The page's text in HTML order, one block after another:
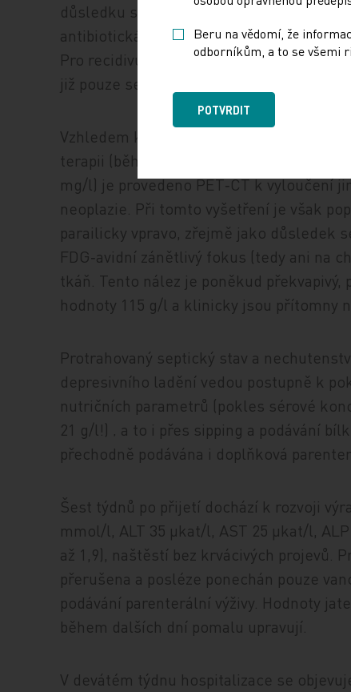
důsledku septické embolizace při
antibiotická terapie na linezolid, k
Pro recidivu výpotku v koleni je o týden
již pouze serózní výpotek.
Vzhledem k přetrvávající elevaci
terapii (během prvních čtyř týdnů
mg/l) je provedeno PET‑CT k vyloučení
neoplazie. Při tomto vyšetření je však
parailicky vpravo, zřejmě jako důsledek
FDG‑avidní zánětlivý fokus (tedy ani na
tkáň. Tento nález je poněkud
hodnoty 115 g/l a klinicky jsou přítomny
Protrahovaný septický stav a
depresivního ladění vedou postupně k
nutričních parametrů (pokles sérové
21 g/l!) ‚ a to i přes sipping a podávání
přechodně podávána i doplňková
Šest týdnů po přijetí dochází k rozvoji
mmol/l, ALT 35 μkat/l, AST 25 μkat/l,
až 1,9), naštěstí bez krvácivých projevů.
přerušena a posléze ponechán pouze
podávání parenterální výživy. Hodnoty
během dalších dní pomalu upravují.
V devátém týdnu hospitalizace se
Beru na vědomí, že
odborníkům, a to se všemi
POTVRDIT